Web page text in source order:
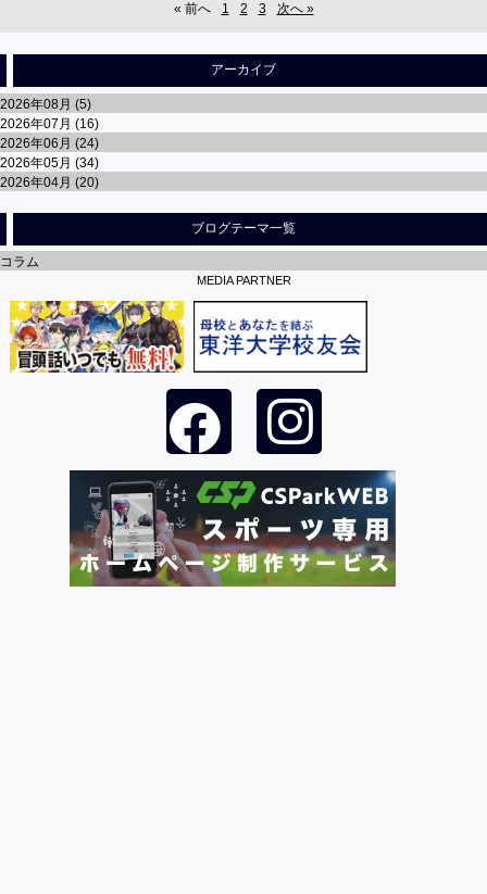
« 前へ 1 2 3 次へ »
アーカイブ
2026年08月 (5)
2026年07月 (16)
2026年06月 (24)
2026年05月 (34)
2026年04月 (20)
ブログテーマ一覧
コラム
MEDIA PARTNER